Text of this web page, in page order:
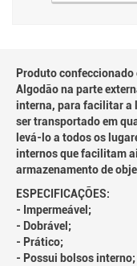
Produto confeccionado
Algodão na parte
interna, para facilitar a
ser transportado em
levá-lo a todos os
internos que facilitam
armazenamento de
ESPECIFICAÇÕES:
- Impermeável;
- Dobrável;
- Prático;
- Possui bolsos interno;